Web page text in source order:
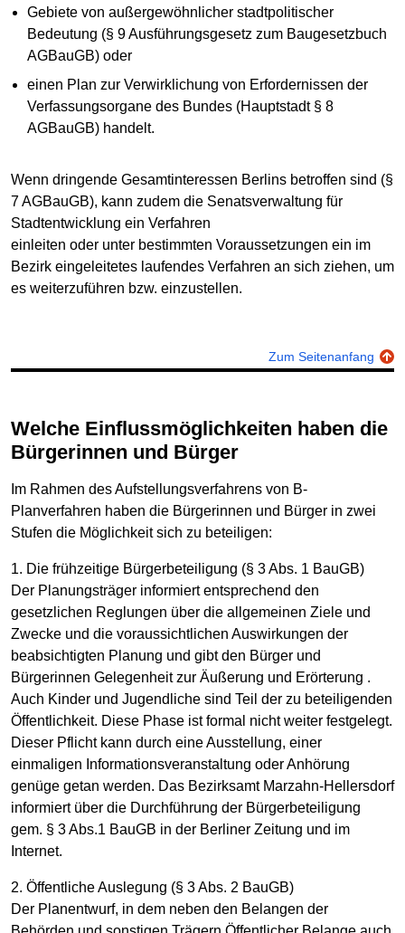
Gebiete von außergewöhnlicher stadtpolitischer
Bedeutung (§ 9 Ausführungsgesetz zum Baugesetzbuch
AGBauGB) oder
einen Plan zur Verwirklichung von Erfordernissen der
Verfassungsorgane des Bundes (Hauptstadt § 8
AGBauGB) handelt.
Wenn dringende Gesamtinteressen Berlins betroffen sind (§
7 AGBauGB), kann zudem die Senatsverwaltung für
Stadtentwicklung ein Verfahren
einleiten oder unter bestimmten Voraussetzungen ein im
Bezirk eingeleitetes laufendes Verfahren an sich ziehen, um
es weiterzuführen bzw. einzustellen.
Zum Seitenanfang
Welche Einflussmöglichkeiten haben die
Bürgerinnen und Bürger
Im Rahmen des Aufstellungsverfahrens von B-
Planverfahren haben die Bürgerinnen und Bürger in zwei
Stufen die Möglichkeit sich zu beteiligen:
1. Die frühzeitige Bürgerbeteiligung (§ 3 Abs. 1 BauGB)
Der Planungsträger informiert entsprechend den
gesetzlichen Reglungen über die allgemeinen Ziele und
Zwecke und die voraussichtlichen Auswirkungen der
beabsichtigten Planung und gibt den Bürger und
Bürgerinnen Gelegenheit zur Äußerung und Erörterung .
Auch Kinder und Jugendliche sind Teil der zu beteiligenden
Öffentlichkeit. Diese Phase ist formal nicht weiter festgelegt.
Dieser Pflicht kann durch eine Ausstellung, einer
einmaligen Informationsveranstaltung oder Anhörung
genüge getan werden. Das Bezirksamt Marzahn-Hellersdorf
informiert über die Durchführung der Bürgerbeteiligung
gem. § 3 Abs.1 BauGB in der Berliner Zeitung und im
Internet.
2. Öffentliche Auslegung (§ 3 Abs. 2 BauGB)
Der Planentwurf, in dem neben den Belangen der